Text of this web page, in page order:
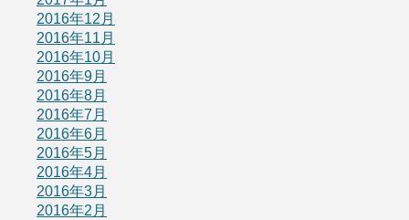
2016年12月
2016年11月
2016年10月
2016年9月
2016年8月
2016年7月
2016年6月
2016年5月
2016年4月
2016年3月
2016年2月